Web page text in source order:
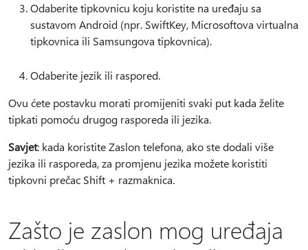
Odaberite tipkovnicu koju koristite na uređaju sa
sustavom Android (npr. SwiftKey, Microsoftova virtualna
tipkovnica ili Samsungova tipkovnica).
Odaberite jezik ili raspored.
Ovu ćete postavku morati promijeniti svaki put kada želite
tipkati pomoću drugog rasporeda ili jezika.
Savjet: kada koristite Zaslon telefona, ako ste dodali više
jezika ili rasporeda, za promjenu jezika možete koristiti
tipkovni prečac Shift + razmaknica.
Zašto je zaslon mog uređaja